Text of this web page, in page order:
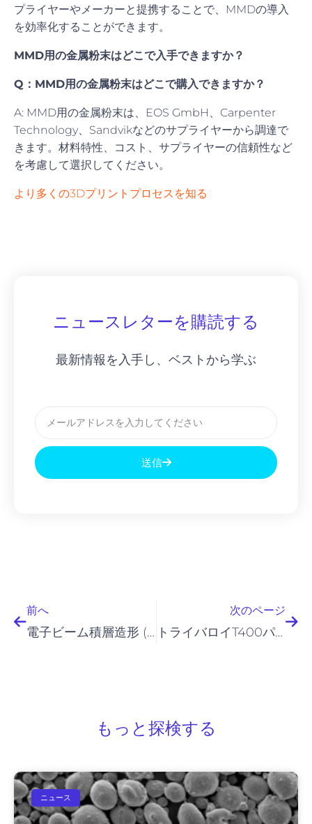
プライヤーやメーカーと提携することで、MMDの導入
を効率化することができます。
MMD用の金属粉末はどこで入手できますか？
Q：MMD用の金属粉末はどこで購入できますか？
A: MMD用の金属粉末は、EOS GmbH、Carpenter
Technology、Sandvikなどのサプライヤーから調達で
きます。材料特性、コスト、サプライヤーの信頼性など
を考慮して選択してください。
より多くの3Dプリントプロセスを知る
ニュースレターを購読する
最新情報を入手し、ベストから学ぶ
ル
送信
前へ
電子ビーム積層造形 (EBAM)
次のページ
トライバロイT400パウダー
もっと探検する
ニュース